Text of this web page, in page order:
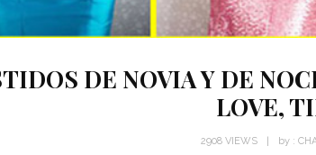
DE NOVIA Y DE
LOVE,
2908 VIEWS by :